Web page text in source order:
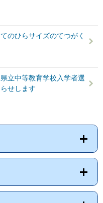
のひらサイズのてつがく
立中等教育学校入学者選
せします